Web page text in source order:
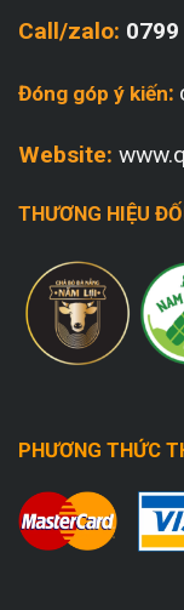
Call/zalo:
Đóng góp ý kiến:
Website:
THƯƠNG HIỆU
PHƯƠNG THỨC